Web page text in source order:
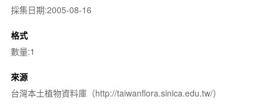
採集日期:2005-08-16
格式
數量:1
來源
台灣本土植物資料庫（http://taiwanflora.sinica.edu.tw/）